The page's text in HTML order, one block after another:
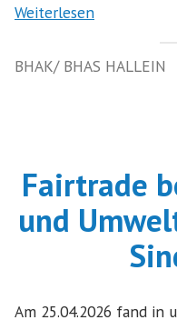
Weiterlesen
BHAK/ BHAS HALLEIN
Fairtrade
und
Am 25.04.2026 fand in